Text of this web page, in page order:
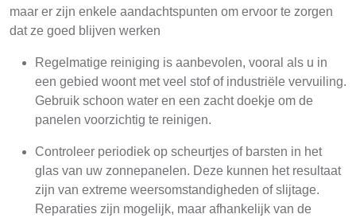
maar er zijn enkele aandachtspunten om ervoor te zorgen
dat ze goed blijven werken
Regelmatige reiniging is aanbevolen, vooral als u in
een gebied woont met veel stof of industriële vervuiling.
Gebruik schoon water en een zacht doekje om de
panelen voorzichtig te reinigen.
Controleer periodiek op scheurtjes of barsten in het
glas van uw zonnepanelen. Deze kunnen het resultaat
zijn van extreme weersomstandigheden of slijtage.
Reparaties zijn mogelijk, maar afhankelijk van de